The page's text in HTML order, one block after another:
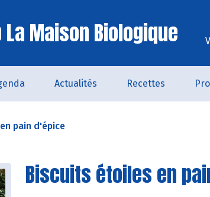
La Maison Biologique
Actualités Recettes
pain d'épice
Biscuits étoiles en